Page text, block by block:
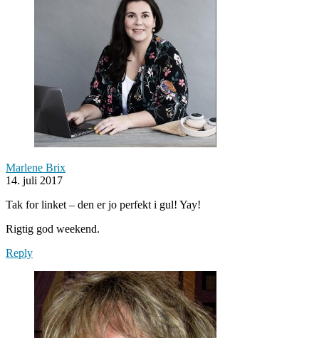
Marlene Brix
14. juli 2017
Tak for linket – den er jo perfekt i gul! Yay!
Rigtig god weekend.
Reply